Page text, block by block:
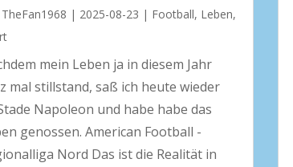
TheFan1968 | 2025-08-23 | Football, Leben,
mein Leben ja in diesem Jahr
mal stillstand, saß ich heute wieder
Napoleon und habe habe das
genossen. American Football -
Nord Das ist die Realität in